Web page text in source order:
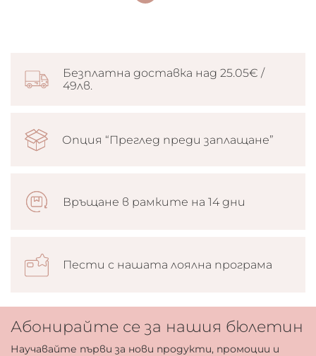
Безплатна доставка над 25.05€ /
49лв.
Опция “Преглед преди заплащане”
Връщане в рамките на 14 дни
Пести с нашата лоялна програма
Абонирайте се за нашия бюлетин
Научавайте първи за нови продукти, промоции и